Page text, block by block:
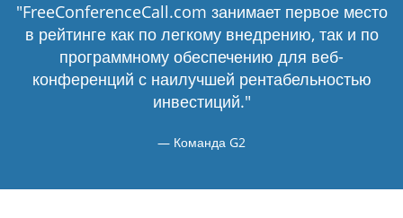
"FreeConferenceCall.com занимает первое место
в рейтинге как по легкому внедрению, так и по
программному обеспечению для веб-
конференций с наилучшей рентабельностью
инвестиций."
Команда G2